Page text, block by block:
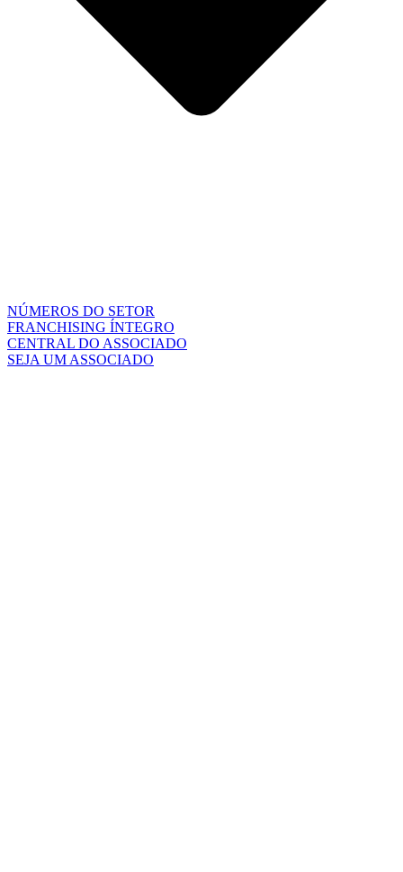
NÚMEROS DO SETOR
FRANCHISING ÍNTEGRO
CENTRAL DO ASSOCIADO
SEJA UM ASSOCIADO